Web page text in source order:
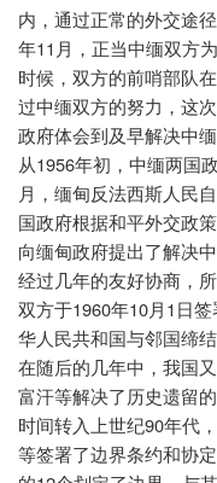
内，通过正常的外交途
年11 月，正当中缅双方
时候，双方的前哨部队
过中缅双方的努力，这
政府体会到及早解决中
从1956年初，中缅两国
月，缅甸反法西斯人民
国政府根据和平外交政
向缅甸政府提出了解决
经过几年的友好协商，
双方于1960年10月 1 日
华人民共和国与邻国缔
在随后的几年中，我国
富汗等解决了历史遗留
时间转入上世纪90年代
等签署了边界条约和协